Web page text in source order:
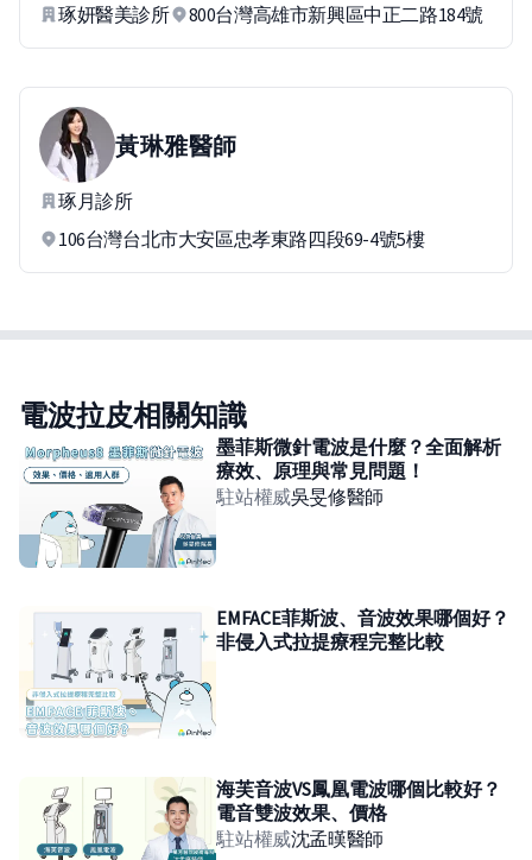
琢妍醫美診所 800台灣高雄市新興區中正二路184號
黃琳雅醫師
琢月診所
106台灣台北市大安區忠孝東路四段69-4號5樓
電波拉皮相關知識
墨菲斯微針電波是什麼？全面解析
療效、原理與常見問題！
駐站權威吳旻修醫師
EMFACE菲斯波、音波效果哪個好？
非侵入式拉提療程完整比較
海芙音波VS鳳凰電波哪個比較好？
電音雙波效果、價格
駐站權威沈孟暵醫師